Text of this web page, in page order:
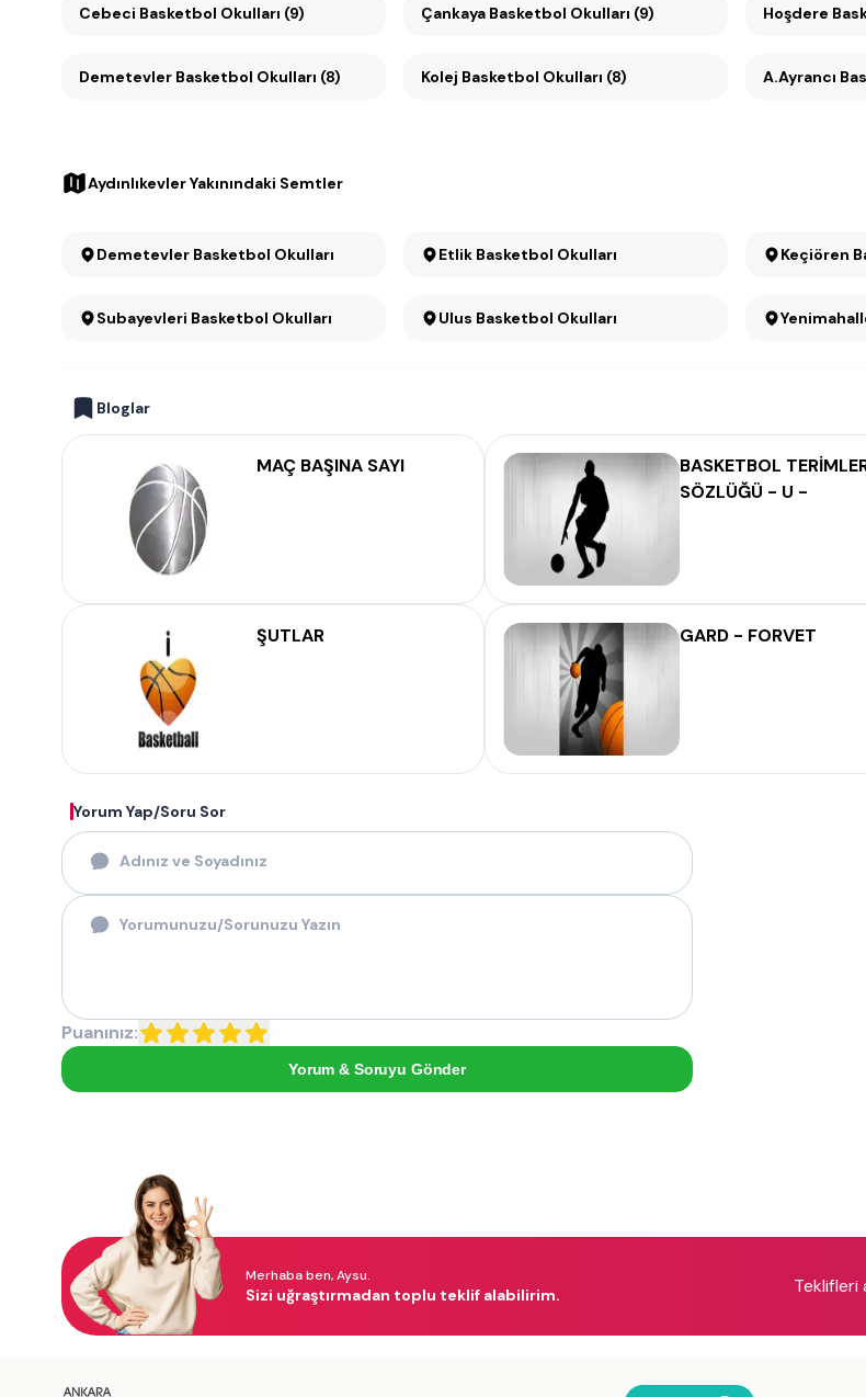
Cebeci Basketbol Okulları (9) Çankaya Basketbol Okulları (9) Hoşdere
Demetevler Basketbol Okulları (8) Kolej Basketbol Okulları (8) A.Ayrancı
Aydınlıkevler Yakınındaki Semtler
Demetevler Basketbol Okulları Etlik Basketbol Okulları Keçiören
Subayevleri Basketbol Okulları Ulus Basketbol Okulları
Bloglar
MAÇ BAŞINA SAYI
BASKETBOL
SÖZLÜĞÜ - U -
ŞUTLAR GARD - FORVET
Yorum Yap/Soru Sor
Puanınız:
Yorum & Soruyu Gönder
Merhaba ben, Aysu.
Sizi uğraştırmadan toplu teklif alabilirim. Teklifleri